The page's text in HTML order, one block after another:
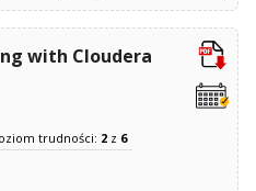
with Cloudera
trudności: 2z 6